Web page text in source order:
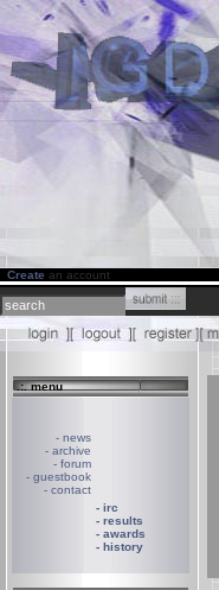
Create an account
.:. menu
- news
- archive
- forum
- guestbook
- contact
- irc
- results
- awards
- history